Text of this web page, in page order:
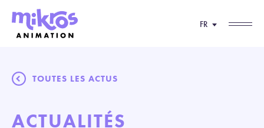
FR
TOUTES LES ACTUS
ACTUALITÉS